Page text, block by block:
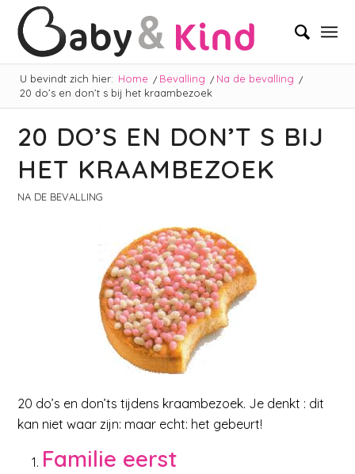
U bevindt zich hier: Home / Bevalling / Na de bevalling /
20 do’s en don’t s bij het kraambezoek
20 DO’S EN DON’T S BIJ
HET KRAAMBEZOEK
NA DE BEVALLING
20 do’s en don’ts tijdens kraambezoek. Je denkt : dit
kan niet waar zijn: maar echt: het gebeurt!
Familie eerst